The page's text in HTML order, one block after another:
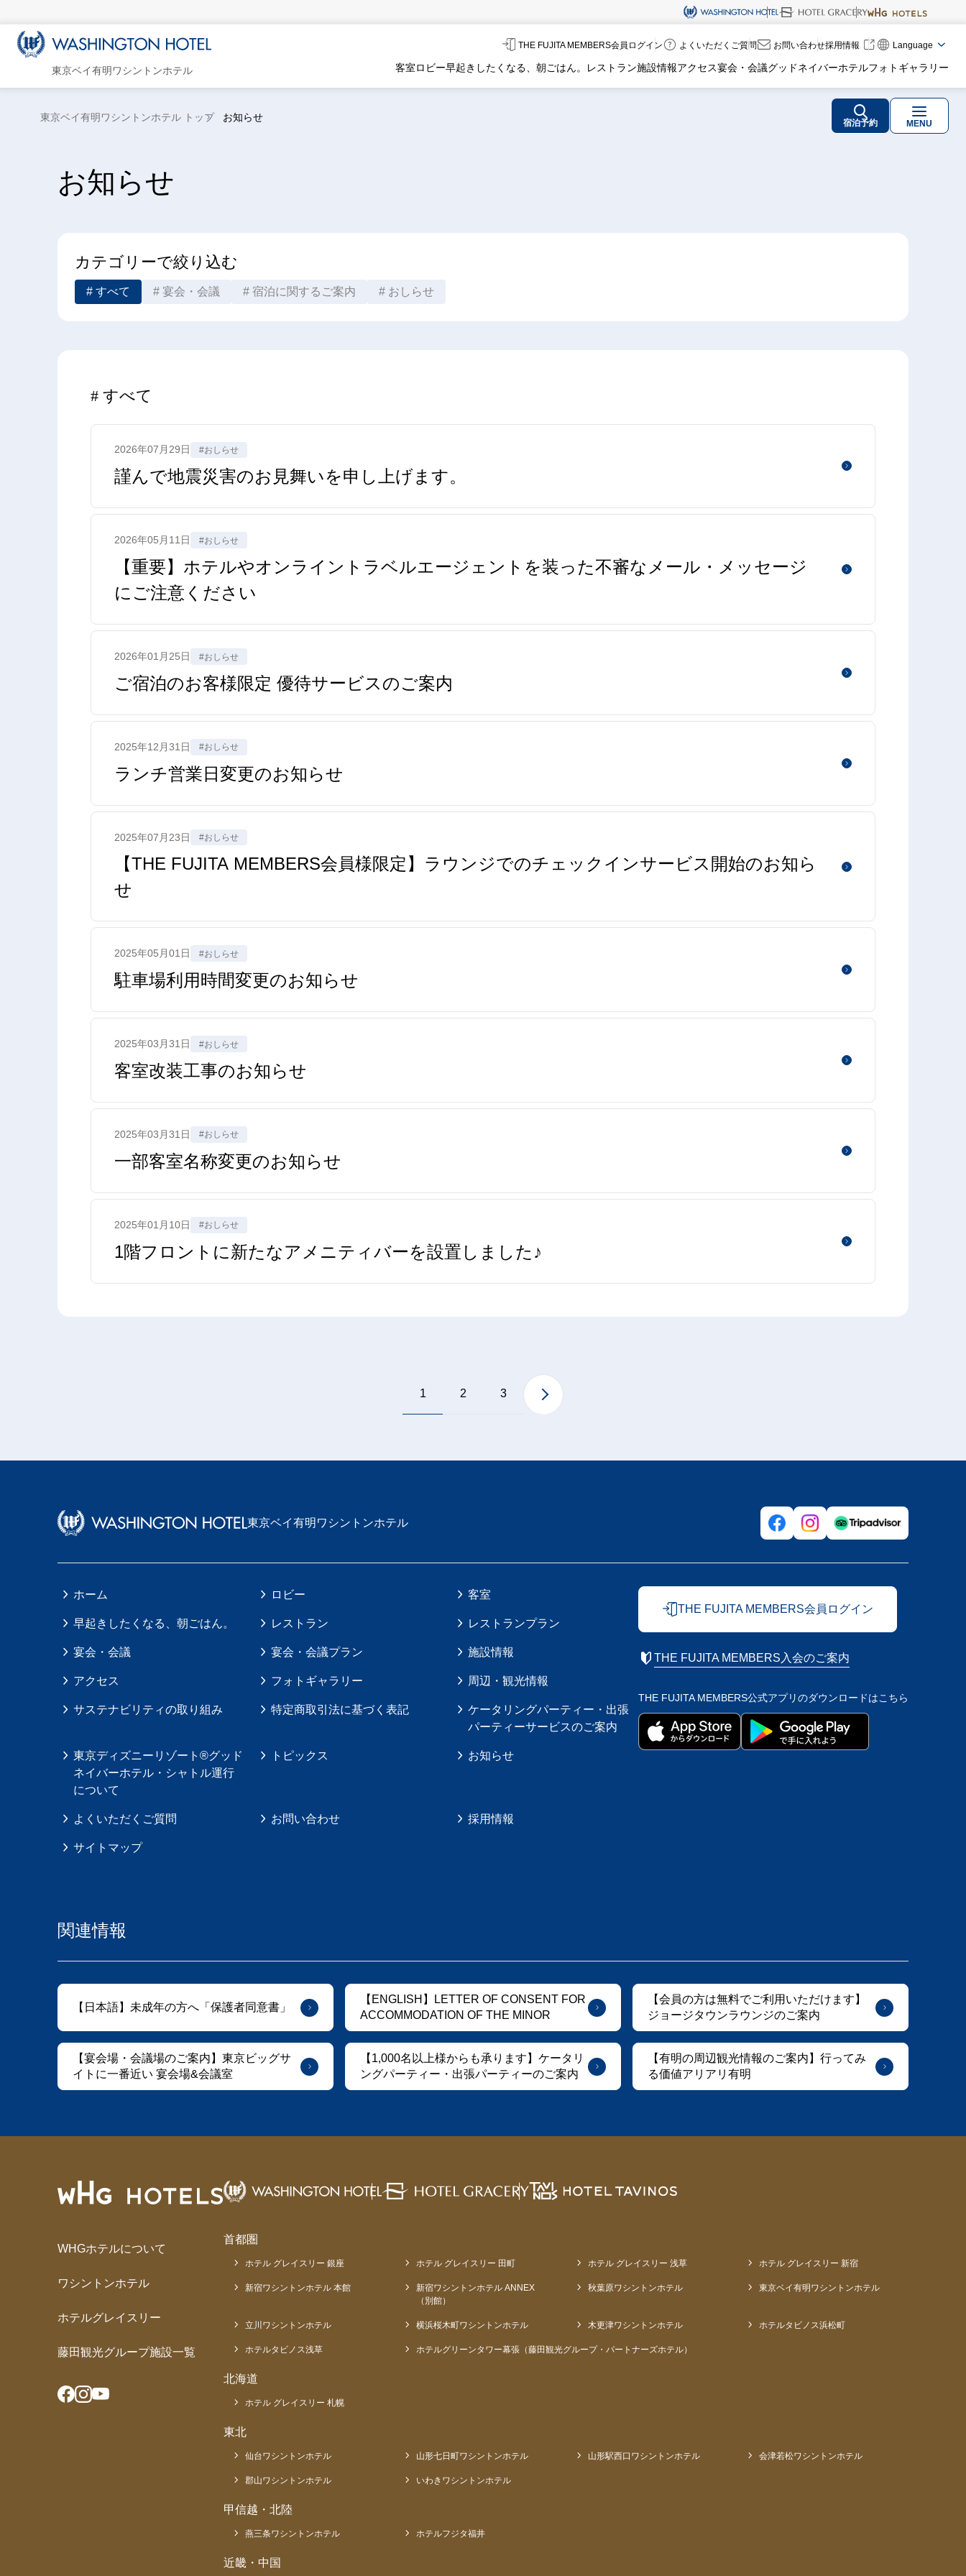
THE FUJITA MEMBERS会員ログイン よくいただくご質問 お問い合わせ採用情報 Language
東京ベイ有明ワシントンホテル 客室ロビー早起きしたくなる、朝ごはん。 レストラン施設情報アクセス宴会・会議グッドネイバーホテルフォトギャラリー
宿泊予約 MENU
東京ベイ有明ワシントンホテル トップ お知らせ
お知らせ
カテゴリーで絞り込む
すべて 宴会・会議 宿泊に関するご案内 おしらせ
すべて
2026年07月29日 #おしらせ
謹んで地震災害のお見舞いを申し上げます。
2026年05月11日 #おしらせ
【重要】ホテルやオンライントラベルエージェントを装った不審なメール・メッセージ
にご注意ください
2026年01月25日 #おしらせ
ご宿泊のお客様限定 優待サービスのご案内
2025年12月31日 #おしらせ
ランチ営業日変更のお知らせ
2025年07月23日 #おしらせ
【THE FUJITA MEMBERS会員様限定】ラウンジでのチェックインサービス開始のお知ら
せ
2025年05月01日 #おしらせ
駐車場利用時間変更のお知らせ
2025年03月31日 #おしらせ
客室改装工事のお知らせ
2025年03月31日 #おしらせ
一部客室名称変更のお知らせ
2025年01月10日 #おしらせ
1階フロントに新たなアメニティバーを設置しました♪
1 2 3
東京ベイ有明ワシントンホテル
ホーム ロビー 客室
早起きしたくなる、朝ごはん。 レストラン レストランプラン
宴会・会議 宴会・会議プラン 施設情報
アクセス フォトギャラリー 周辺・観光情報
サステナビリティの取り組み 特定商取引法に基づく表記
ケータリングパーティー・出張
パーティーサービスのご案内
東京ディズニーリゾート®グッド
ネイバーホテル・シャトル運行
について
トピックス お知らせ
よくいただくご質問 お問い合わせ 採用情報
サイトマップ
THE FUJITA MEMBERS会員ログイン
THE FUJITA MEMBERS入会のご案内
THE FUJITA MEMBERS公式アプリのダウンロードはこちら
関連情報
【日本語】未成年の方へ「保護者同意書」
【ENGLISH】LETTER OF CONSENT FOR
ACCOMMODATION OF THE MINOR
【会員の方は無料でご利用いただけます】
ジョージタウンラウンジのご案内
【宴会場・会議場のご案内】東京ビッグサ
イトに⼀番近い 宴会場&会議室
【1,000名以上様からも承ります】ケータリ
ングパーティー・出張パーティーのご案内
【有明の周辺観光情報のご案内】行ってみ
る価値アリアリ有明
WHGホテルについて
ワシントンホテル
ホテルグレイスリー
藤田観光グループ施設一覧
首都圏
ホテル グレイスリー 銀座 ホテル グレイスリー 田町 ホテル グレイスリー 浅草 ホテル グレイスリー 新宿
新宿ワシントンホテル 本館
新宿ワシントンホテル ANNEX
（別館）
秋葉原ワシントンホテル 東京ベイ有明ワシントンホテル
立川ワシントンホテル 横浜桜木町ワシントンホテル 木更津ワシントンホテル ホテルタビノス浜松町
ホテルタビノス浅草 ホテルグリーンタワー幕張（藤田観光グループ・パートナーズホテル）
北海道
ホテル グレイスリー 札幌
東北
仙台ワシントンホテル 山形七日町ワシントンホテル 山形駅西口ワシントンホテル 会津若松ワシントンホテル
郡山ワシントンホテル いわきワシントンホテル
甲信越・北陸
燕三条ワシントンホテル ホテルフジタ福井
近畿・中国